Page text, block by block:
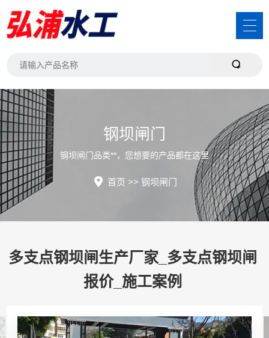
钢坝闸门
钢坝闸门品类**，您想要的产品都在这里
首页 >> 钢坝闸门
多支点钢坝闸生产厂家_多支点钢坝闸
报价_施工案例